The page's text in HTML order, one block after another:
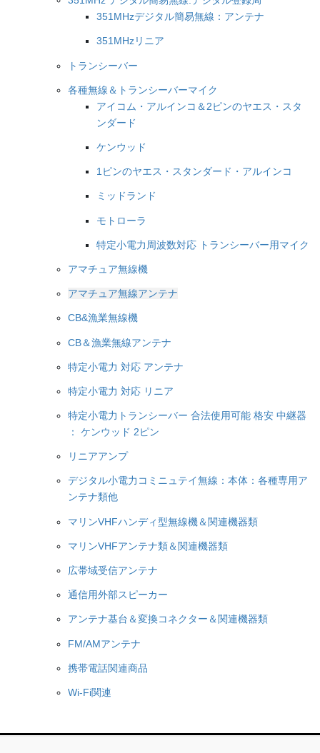
351MHzデジタル簡易無線：アンテナ
351MHzリニア
トランシーバー
各種無線＆トランシーバーマイク
アイコム・アルインコ＆2ピンのヤエス・スタ
ンダード
ケンウッド
1ピンのヤエス・スタンダード・アルインコ
ミッドランド
モトローラ
特定小電力周波数対応 トランシーバー用マイク
アマチュア無線機
アマチュア無線アンテナ
CB&漁業無線機
CB＆漁業無線アンテナ
特定小電力 対応 アンテナ
特定小電力 対応 リニア
特定小電力トランシーバー 合法使用可能 格安 中継器
： ケンウッド 2ピン
リニアアンプ
デジタル小電力コミニュテイ無線：本体：各種専用ア
ンテナ類他
マリンVHFハンディ型無線機＆関連機器類
マリンVHFアンテナ類＆関連機器類
広帯域受信アンテナ
通信用外部スピーカー
アンテナ基台＆変換コネクター＆関連機器類
FM/AMアンテナ
携帯電話関連商品
Wi-Fi関連